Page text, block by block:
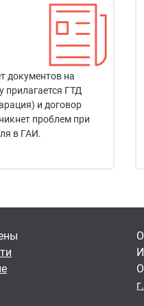
документов на
прилагается ГТД
и договор
проблем при
в ГАИ.